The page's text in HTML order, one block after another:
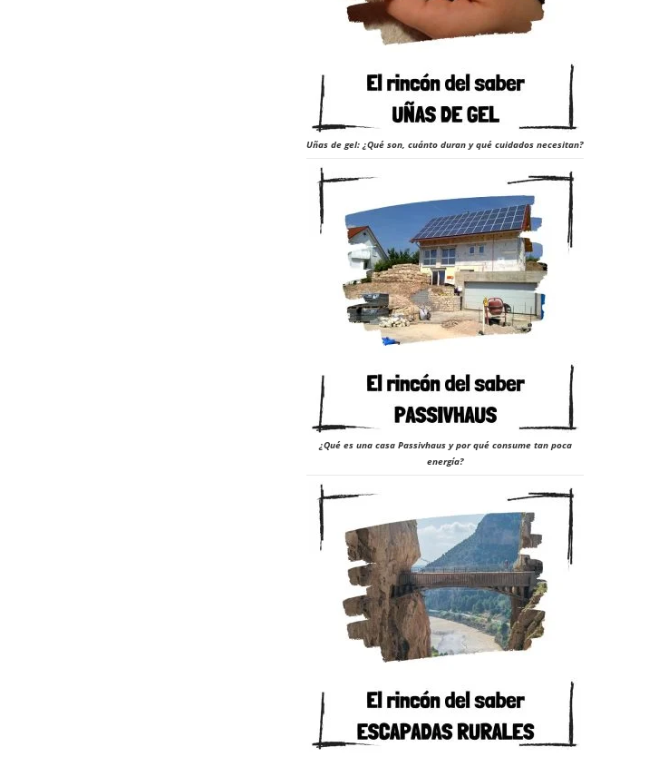
Uñas de gel: ¿Qué son, cuánto duran y qué cuidados necesitan?
¿Qué es una casa Passivhaus y por qué consume tan poca
energía?